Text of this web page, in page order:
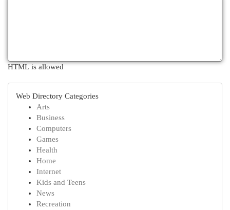
HTML is allowed
Web Directory Categories
Arts
Business
Computers
Games
Health
Home
Internet
Kids and Teens
News
Recreation